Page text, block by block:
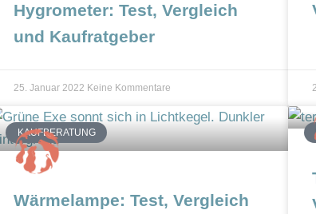
Hygrometer: Test, Vergleich
und Kaufratgeber
25. Januar 2022 Keine Kommentare
KAUFBERATUNG
Wärmelampe: Test, Vergleich